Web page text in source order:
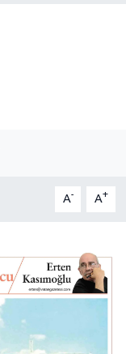
A- A+